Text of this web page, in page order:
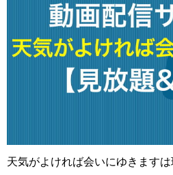
天気がよければ会いにゆきます